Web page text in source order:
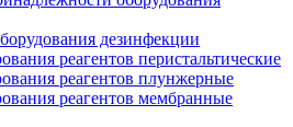
дезинфекции
реагентов перистальтические
реагентов плунжерные
реагентов мембранные